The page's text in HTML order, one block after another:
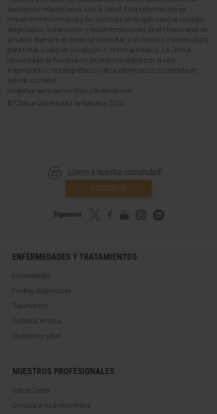
decisiones relacionadas con la salud. Esta información es
meramente informativa y no sustituye en ningún caso el consejo,
diagnóstico, tratamiento o recomendaciones de profesionales de
la salud. Siempre es esencial consultar a un médico o especialista
para tratar cualquier condición o síntoma médico. La Clínica
Universidad de Navarra no se responsabiliza por el uso
inapropiado o la interpretación de la información contenida en
este diccionario.
Infografías realizadas con https://BioRender.com
© Clínica Universidad de Navarra 2026
¡Únete a nuestra comunidad!
SUSCRIBIRSE
Síguenos
ENFERMEDADES Y TRATAMIENTOS
Enfermedades
Pruebas diagnósticas
Tratamientos
Cuidados en casa
Chequeos y salud
NUESTROS PROFESIONALES
Cancer Center
Conozca a los profesionales